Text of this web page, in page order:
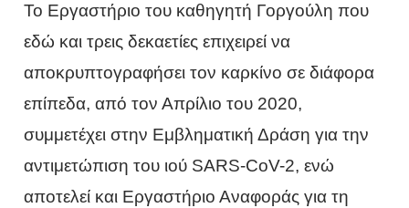
Το Εργαστήριο του καθηγητή Γοργούλη που
εδώ και τρεις δεκαετίες επιχειρεί να
αποκρυπτογραφήσει τον καρκίνο σε διάφορα
επίπεδα, από τον Απρίλιο του 2020,
συμμετέχει στην Εμβληματική Δράση για την
αντιμετώπιση του ιού SARS-CoV-2, ενώ
αποτελεί και Εργαστήριο Αναφοράς για τη